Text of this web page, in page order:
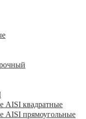
AISI квадратные
AISI прямоугольные